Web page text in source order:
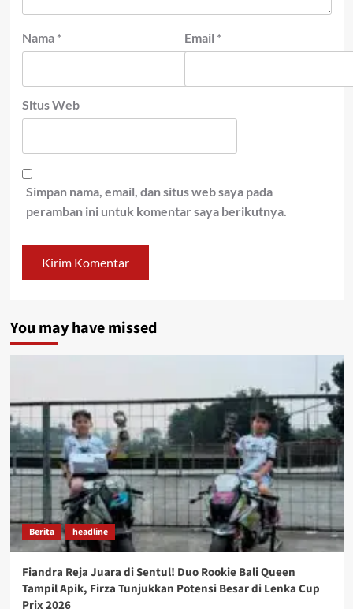
Nama * Email *
Situs Web
Simpan nama, email, dan situs web saya pada
peramban ini untuk komentar saya berikutnya.
You may have missed
Berita headline
Fiandra Reja Juara di Sentul! Duo Rookie Bali Queen
Tampil Apik, Firza Tunjukkan Potensi Besar di Lenka Cup
Prix 2026